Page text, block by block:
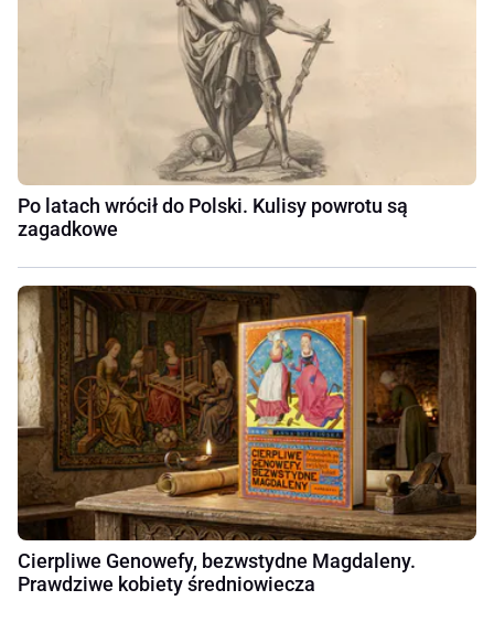
Po latach wrócił do Polski. Kulisy powrotu są
zagadkowe
Cierpliwe Genowefy, bezwstydne Magdaleny.
Prawdziwe kobiety średniowiecza